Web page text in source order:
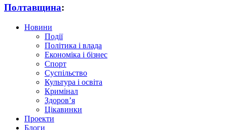
Полтавщина:
Новини
Події
Політика і влада
Економіка і бізнес
Спорт
Суспільство
Культура і освіта
Кримінал
Здоров’я
Цікавинки
Проекти
Блоги